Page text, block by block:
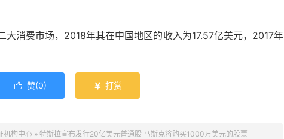
大消费市场，2018年其在中国地区的收入为17.57亿美元，2017年
 赞(0)  打赏
机构中心 » 特斯拉宣布发行20亿美元普通股 马斯克将购买1000万美元的股票